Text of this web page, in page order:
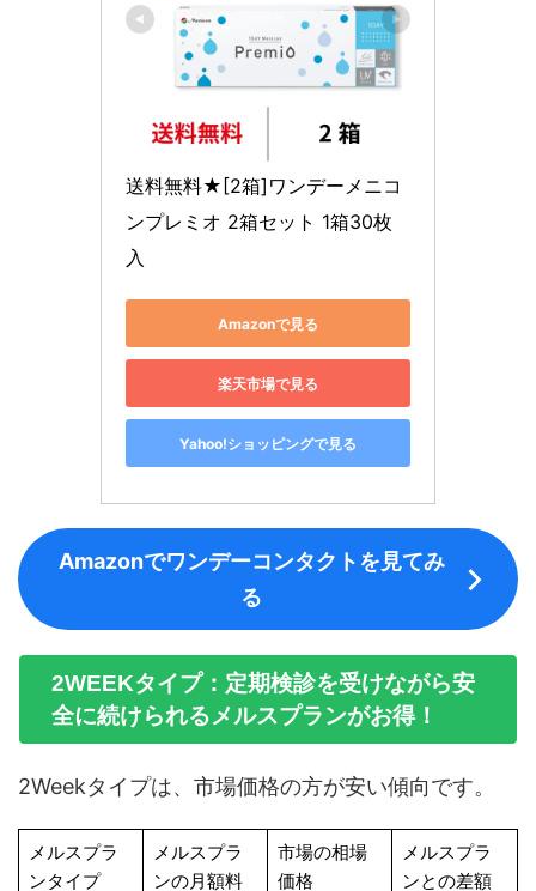
送料無料★[2箱]ワンデーメニコ
ンプレミオ 2箱セット 1箱30枚
入
Amazonで見る
楽天市場で見る
Yahoo!ショッピングで見る
Amazonでワンデーコンタクトを見てみ
る
2WEEKタイプ：定期検診を受けながら安
全に続けられるメルスプランがお得！
2Weekタイプは、市場価格の方が安い傾向です。
メルスプラ
ンタイプ
メルスプラ
ンの月額料
市場の相場
価格
メルスプラ
ンとの差額